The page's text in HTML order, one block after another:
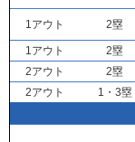
1アウト 2塁
1アウト
2塁
2アウト
2塁
2アウト
1・3塁